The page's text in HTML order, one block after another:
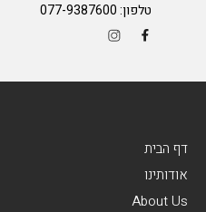
טלפון:077-9387600
דף הבית
אודותינו
About Us